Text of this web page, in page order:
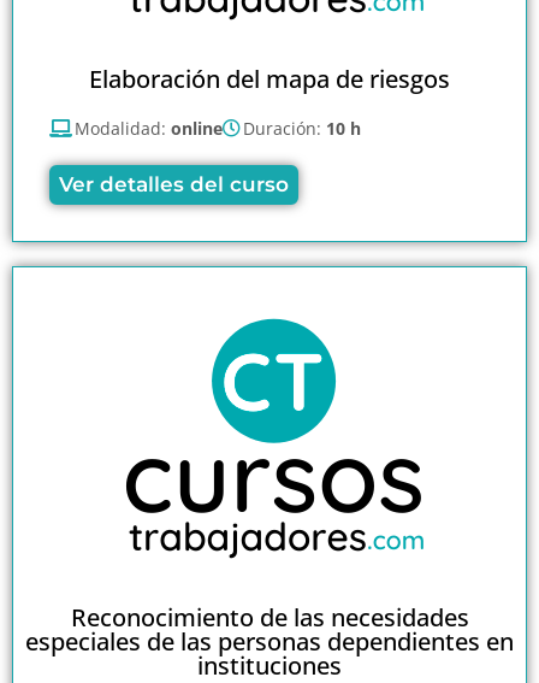
Elaboración del mapa de riesgos
Modalidad: online Duración: 10 h
Ver detalles del curso
Reconocimiento de las necesidades
especiales de las personas dependientes en
instituciones